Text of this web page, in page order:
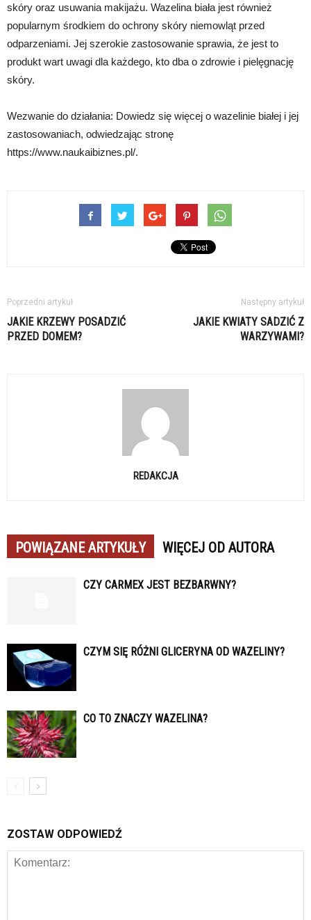
skóry oraz usuwania makijażu. Wazelina biała jest również
popularnym środkiem do ochrony skóry niemowląt przed
odparzeniami. Jej szerokie zastosowanie sprawia, że jest to
produkt wart uwagi dla każdego, kto dba o zdrowie i pielęgnację
skóry.
Wezwanie do działania: Dowiedz się więcej o wazelinie białej i jej
zastosowaniach, odwiedzając stronę
https://www.naukaibiznes.pl/.
Poprzedni artykuł
JAKIE KRZEWY POSADZIĆ
PRZED DOMEM?
Następny artykuł
JAKIE KWIATY SADZIĆ Z
WARZYWAMI?
REDAKCJA
POWIĄZANE ARTYKUŁY WIĘCEJ OD AUTORA
CZY CARMEX JEST BEZBARWNY?
CZYM SIĘ RÓŻNI GLICERYNA OD WAZELINY?
CO TO ZNACZY WAZELINA?
ZOSTAW ODPOWIEDŹ